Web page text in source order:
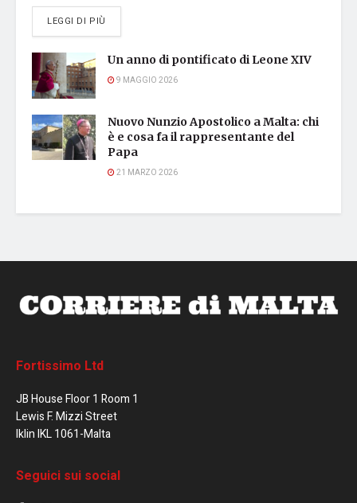
LEGGI DI PIÙ
Un anno di pontificato di Leone XIV
9 MAGGIO 2026
Nuovo Nunzio Apostolico a Malta: chi
è e cosa fa il rappresentante del
Papa
21 MARZO 2026
Fortissimo Ltd
JB House Floor 1 Room 1
Lewis F. Mizzi Street
Iklin IKL 1061-Malta
Seguici sui social